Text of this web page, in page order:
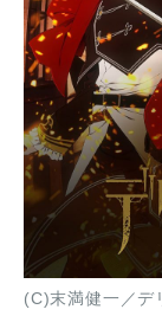
(C)末満健一／デ